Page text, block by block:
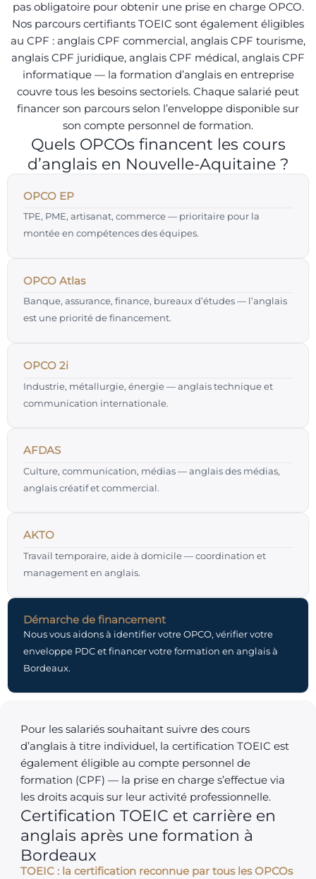
pas obligatoire pour obtenir une prise en charge OPCO.
Nos parcours certifiants TOEIC sont également éligibles
au CPF : anglais CPF commercial, anglais CPF tourisme,
anglais CPF juridique, anglais CPF médical, anglais CPF
informatique — la formation d’anglais en entreprise
couvre tous les besoins sectoriels. Chaque salarié peut
financer son parcours selon l’enveloppe disponible sur
son compte personnel de formation.
Quels OPCOs financent les cours
d’anglais en Nouvelle-Aquitaine ?
OPCO EP
TPE, PME, artisanat, commerce — prioritaire pour la
montée en compétences des équipes.
OPCO Atlas
Banque, assurance, finance, bureaux d’études — l’anglais
est une priorité de financement.
OPCO 2i
Industrie, métallurgie, énergie — anglais technique et
communication internationale.
AFDAS
Culture, communication, médias — anglais des médias,
anglais créatif et commercial.
AKTO
Travail temporaire, aide à domicile — coordination et
management en anglais.
Démarche de financement
Nous vous aidons à identifier votre OPCO, vérifier votre
enveloppe PDC et financer votre formation en anglais à
Bordeaux.
Pour les salariés souhaitant suivre des cours
d’anglais à titre individuel, la certification TOEIC est
également éligible au compte personnel de
formation (CPF) — la prise en charge s’effectue via
les droits acquis sur leur activité professionnelle.
Certification TOEIC et carrière en
anglais après une formation à
Bordeaux
TOEIC : la certification reconnue par tous les OPCOs